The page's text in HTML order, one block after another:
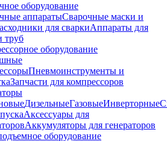
оборудование
аппаратыСварочные маски и
для сваркиАппараты для
труб
оборудование
Пневмоинструменты и
Запчасти для компрессоров
ДизельныеГазовыеИнверторные
Аксессуары для
Аккумуляторы для генераторов
оборудование